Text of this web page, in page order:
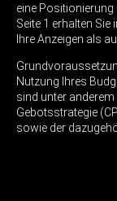
eine
Seite 1 erhalten
Ihre Anzeigen als
Nutzung Ihres
sind unter
Gebotsstrategie
sowie der